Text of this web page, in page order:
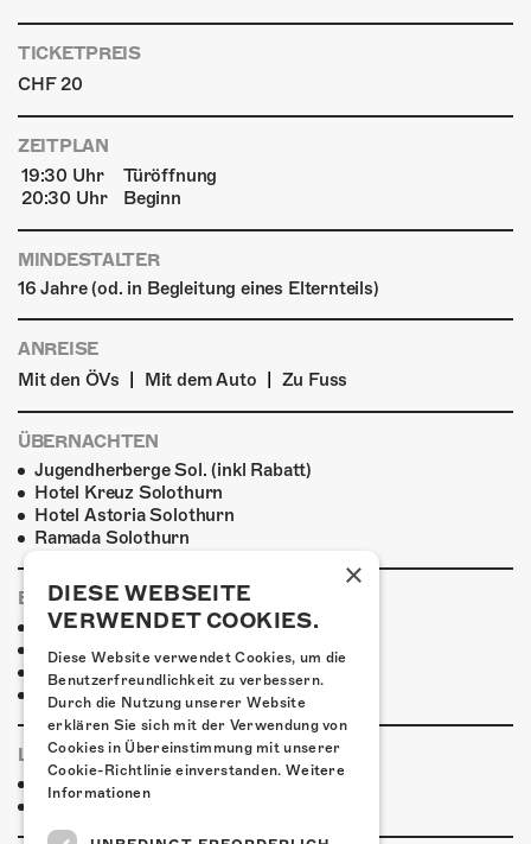
TICKETPREIS
CHF 20
ZEITPLAN
19:30 Uhr
Türöffnung
20:30 Uhr
Beginn
MINDESTALTER
16 Jahre (od. in Begleitung eines Elternteils)
ANREISE
Mit den ÖVs
Mit dem Auto Zu Fuss
ÜBERNACHTEN
Jugendherberge Sol. (inkl Rabatt)
Hotel Kreuz Solothurn
Hotel Astoria Solothurn
Ramada Solothurn
ESSENSTIPPS
Pier 11
Ristorante Pizzeria Casablanca
Restaurant Kreuz
Pittaria
LINKS UND PARTNER
Ryan McGarvey
×
DIESE WEBSEITE
VERWENDET COOKIES.
Diese Website verwendet Cookies, um die
Benutzerfreundlichkeit zu verbessern.
Durch die Nutzung unserer Website
erklären Sie sich mit der Verwendung von
Cookies in Übereinstimmung mit unserer
Cookie-Richtlinie einverstanden. Weitere
Informationen